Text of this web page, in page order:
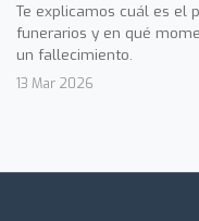
Te explicamos cuál es el
funerarios y en qué
un fallecimiento.
13 Mar 2026